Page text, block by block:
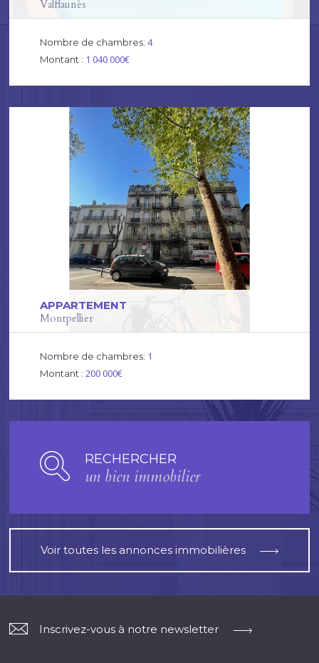
Valflaunès
Nombre de chambres: 4
Montant : 1 040 000€
APPARTEMENT
Montpellier
Nombre de chambres: 1
Montant : 200 000€
RECHERCHER
un bien immobilier
Voir toutes les annonces immobilières
Inscrivez-vous à notre newsletter